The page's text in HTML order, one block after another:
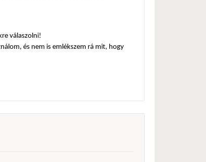
válaszolni!
és nem is emlékszem rá mit, hogy